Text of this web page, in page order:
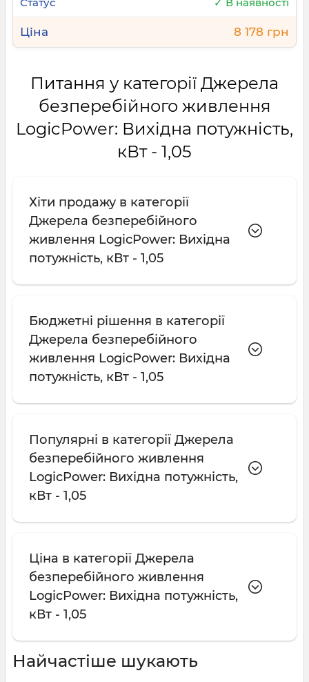
8 178 грн
Питання у категорії Джерела
безперебійного живлення
LogicPower: Вихідна потужність,
кВт - 1,05
Хіти продажу в категорії
Джерела безперебійного
живлення LogicPower: Вихідна
потужність, кВт - 1,05
Бюджетні рішення в категорії
Джерела безперебійного
живлення LogicPower: Вихідна
потужність, кВт - 1,05
Популярні в категорії Джерела
безперебійного живлення
LogicPower: Вихідна потужність,
кВт - 1,05
Ціна в категорії Джерела
безперебійного живлення
LogicPower: Вихідна потужність,
кВт - 1,05
Найчастіше шукають